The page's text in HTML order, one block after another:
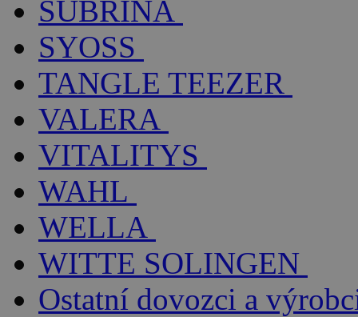
SUBRÍNA
SYOSS
TANGLE TEEZER
VALERA
VITALITYS
WAHL
WELLA
WITTE SOLINGEN
Ostatní dovozci a